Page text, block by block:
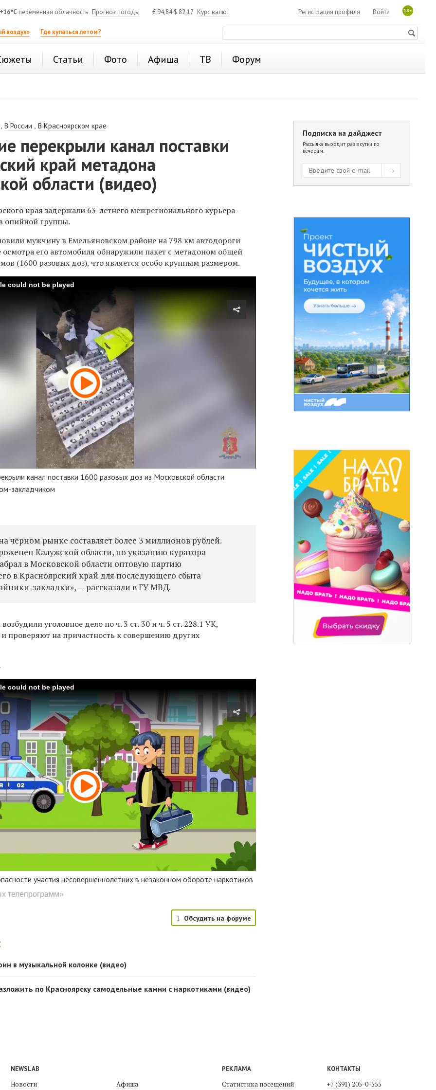
+16°C переменная облачность Прогноз погоды € 94,84$ 82,17 Курс валют 18+
Войти
Регистрация профиля
воздух» Где купаться летом?
Статьи Фото Афиша ТВ Форум
,В России ,В Красноярском крае
перекрыли канал поставки
край метадона
области (видео)
края задержали 63-летнего межрегионального курьера-
опийной группы.
мужчину в Емельяновском районе на 798 км автодороги
его автомобиля обнаружили пакет с метадоном общей
(1600 разовых доз), что является особо крупным размером.
could not be played
канал поставки 1600 разовых доз из Московской области
закладчиком
чёрном рынке составляет более 3 миллионов рублей.
Калужской области, по указанию куратора
в Московской области оптовую партию
в Красноярский край для последующего сбыта
закладки», — рассказали в ГУ МВД.
уголовное дело по ч. 3 ст. 30 и ч. 5 ст. 228.1 УК,
проверяют на причастность к совершению других
could not be played
участия несовершеннолетних в незаконном обороте наркотиков
телепрограмм»
1 Обсудить на форуме
в музыкальной колонке (видео)
по Красноярску самодельные камни с наркотиками (видео)
Подписка на дайджест
Рассылка выходит раз в сутки по
вечерам.
NEWSLAB
Новости Афиша
РЕКЛАМА
Статистика посещений
КОНТАКТЫ
+7 (391) 205-0-555